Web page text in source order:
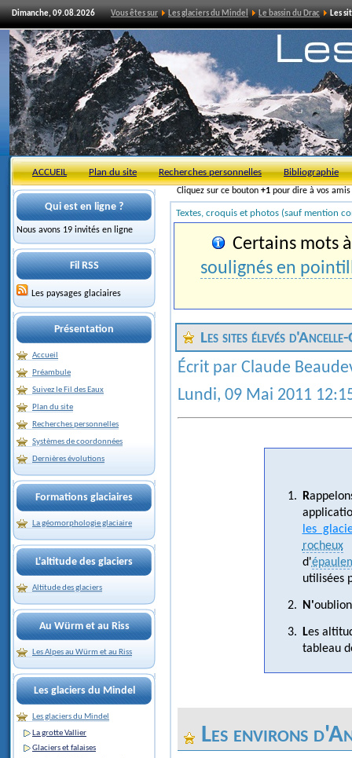
Dimanche, 09.08.2026 Vous êtes sur Les glaciers du Mindel Le bassin du Drac Les
ACCUEIL Plan du site Recherches personnelles Bibliographie
Cliquez sur ce bouton +1 pour dire à vos
Qui est en ligne ?
Nous avons 19 invités en ligne
Fil RSS
Les paysages glaciaires
Présentation
Accueil
Préambule
Suivez le Fil des Eaux
Plan du site
Recherches personnelles
Systèmes de coordonnées
Dernières évolutions
Formations glaciaires
La géomorphologie glaciaire
L'altitude des glaciers
Altitude des glaciers
Au Würm et au Riss
Les Alpes au Würm et au Riss
Les glaciers du Mindel
Les glaciers du Mindel
La grotte Vallier
Glaciers et falaises
Textes, croquis et photos (sauf mention
Certains mots
soulignés en
Les sites élevés
Écrit par Claude
Lundi, 09 Mai 2011
Rappelons que les altitudes des sites témoins ont été majorées (par
les
rocheux
d'
utilisées
Les
tableau
Les environs